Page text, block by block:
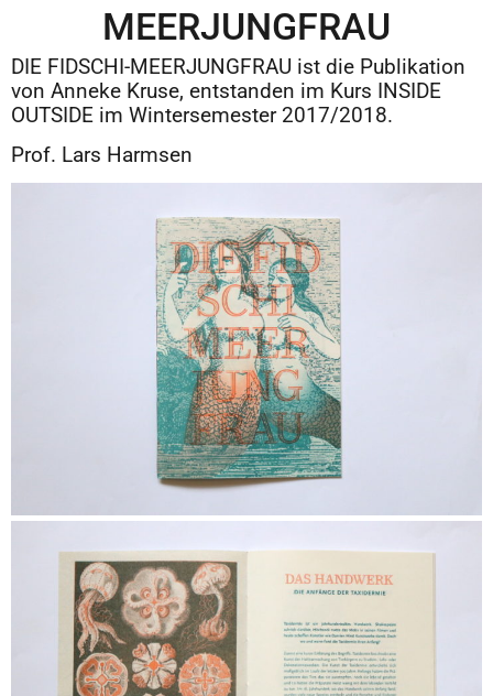
MEERJUNGFRAU
DIE FIDSCHI-MEERJUNGFRAU ist die Publikation
von Anneke Kruse, entstanden im Kurs INSIDE
OUTSIDE im Wintersemester 2017/2018.
Prof. Lars Harmsen